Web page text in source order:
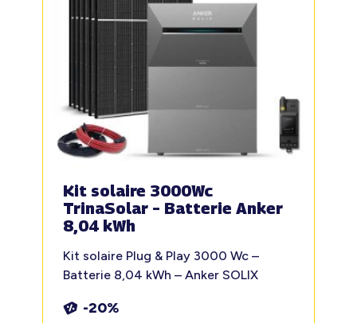
Kit solaire 3000Wc
TrinaSolar – Batterie Anker
8,04 kWh
Kit solaire Plug & Play 3000 Wc –
Batterie 8,04 kWh – Anker SOLIX
-20%